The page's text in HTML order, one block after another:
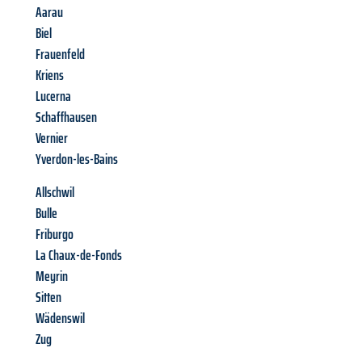
Aarau
Biel
Frauenfeld
Kriens
Lucerna
Schaffhausen
Vernier
Yverdon-les-Bains
Allschwil
Bulle
Friburgo
La Chaux-de-Fonds
Meyrin
Sitten
Wädenswil
Zug